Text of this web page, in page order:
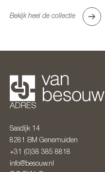
Bekijk heel de collectie
ADRES
Sasdijk 14
8281 BM Genemuiden
+31 (0)38 385 8818
info@besouw.nl